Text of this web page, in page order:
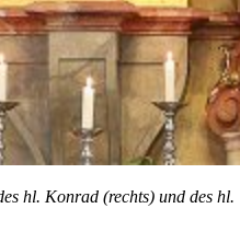
hl. Konrad (rechts) und des hl.